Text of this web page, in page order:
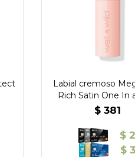
Labial cremoso
Rich Satin One In
Melon – wet n
$ 381
$
$